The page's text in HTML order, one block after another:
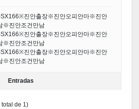
진안출장※진안오피안마※진안
※진안조건만남
진안출장※진안오피안마※진안
※진안조건만남
진안출장※진안오피안마※진안
※진안조건만남
Entradas
de 1)